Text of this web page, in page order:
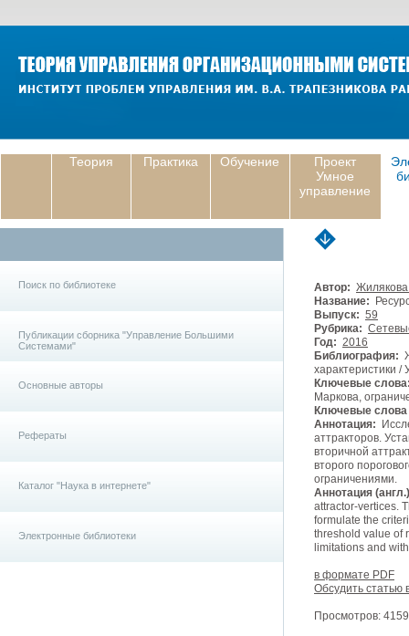
Теория Практика Обучение
Проект
Умное
управление
Поиск по библиотеке
Публикации сборника "Управление Большими
Системами"
Основные авторы
Рефераты
Каталог "Наука в интернете"
Электронные библиотеки
Автор:
Название:
Выпуск: 59
Рубрика:
Год: 2016
Библиография:
характеристики
Ключевые
Маркова,
Ключевые слова
Аннотация:
аттракторов.
вторичной
второго
ограничениями.
Аннотация
attractor-vertices.
formulate the
threshold value of
limitations and
в формате PDF
Обсудить статью
Просмотров: